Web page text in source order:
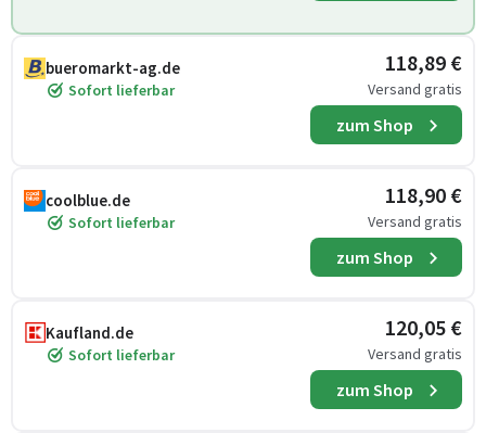
bueromarkt-ag.de
Sofort lieferbar
118,89 €
Versand gratis
zum Shop
coolblue.de
Sofort lieferbar
118,90 €
Versand gratis
zum Shop
Kaufland.de
Sofort lieferbar
120,05 €
Versand gratis
zum Shop